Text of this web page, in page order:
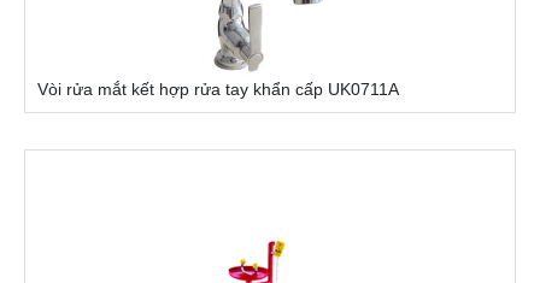
Vòi rửa mắt kết hợp rửa tay khẩn cấp UK0711A